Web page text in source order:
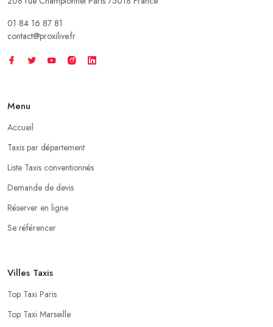
01 84 16 87 81
contact@proxilive.fr
Menu
Accueil
Taxis par département
Liste Taxis conventionnés
Demande de devis
Réserver en ligne
Se référencer
Villes Taxis
Top Taxi Paris
Top Taxi Marseille